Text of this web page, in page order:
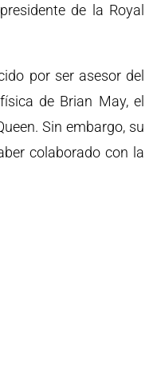
de la Royal
por ser asesor del
de Brian May, el
Sin embargo, su
colaborado con la